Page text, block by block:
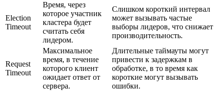
Election
Timeout
Время, через
которое участник
кластера будет
считать себя
лидером.
Слишком короткий интервал
может вызывать частые
выборы лидеров, что снижает
производительность.
Request
Timeout
Максимальное
время, в течение
которого клиент
ожидает ответ от
сервера.
Длительные таймауты могут
привести к задержкам в
обработке, в то время как
короткие могут вызывать
ошибки.